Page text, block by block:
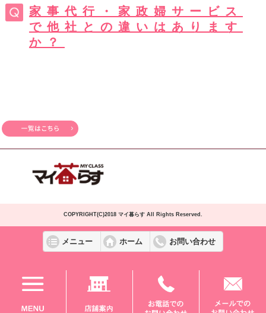
家事代行・家政婦サービス
で他社との違いはあります
か？
COPYRIGHT(C)2018 マイ暮らす All Rights Reserved.
メニュー ホーム お問い合わせ